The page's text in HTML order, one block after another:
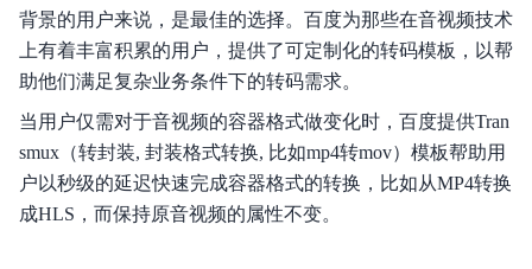
产品描述
产品计费
快速入门
操作指南
背景的用户来说，是最佳的选择。百度为那些在音视频技术
上有着丰富积累的用户，提供了可定制化的转码模板，以帮
助他们满足复杂业务条件下的转码需求。
当用户仅需对于音视频的容器格式做变化时，百度提供Tran
smux（转封装, 封装格式转换, 比如mp4转mov）模板帮助用
户以秒级的延迟快速完成容器格式的转换，比如从MP4转换
成HLS，而保持原音视频的属性不变。